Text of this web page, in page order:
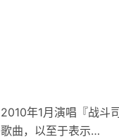
年1月演唱『战
曲，以至于表示…